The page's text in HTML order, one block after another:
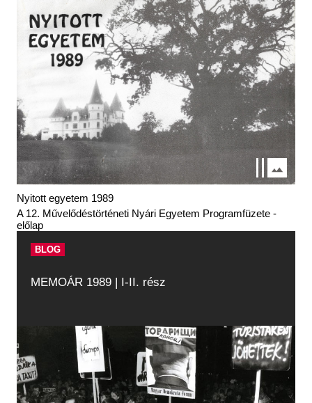
Nyitott egyetem 1989
A 12. Művelődéstörténeti Nyári Egyetem Programfüzete -
előlap
BLOG
MEMOÁR 1989 | I-II. rész